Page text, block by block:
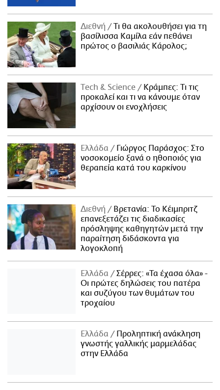
Διεθνή
Τι θα ακολουθήσει για τη
βασίλισσα Καμίλα εάν πεθάνει
πρώτος ο βασιλιάς Κάρολος;
Τech & Science
Κράμπες: Τι τις
προκαλεί και τι να κάνουμε όταν
αρχίσουν οι ενοχλήσεις
Ελλάδα
Γιώργος Παράσχος: Στο
νοσοκομείο ξανά ο ηθοποιός για
θεραπεία κατά του καρκίνου
Διεθνή
Βρετανία: Το Κέιμπριτζ
επανεξετάζει τις διαδικασίες
πρόσληψης καθηγητών μετά την
παραίτηση διδάσκοντα για
λογοκλοπή
Ελλάδα
Σέρρες: «Τα έχασα όλα» -
Οι πρώτες δηλώσεις του πατέρα
και συζύγου των θυμάτων του
τροχαίου
Ελλάδα
Προληπτική ανάκληση
γνωστής γαλλικής μαρμελάδας
στην Ελλάδα